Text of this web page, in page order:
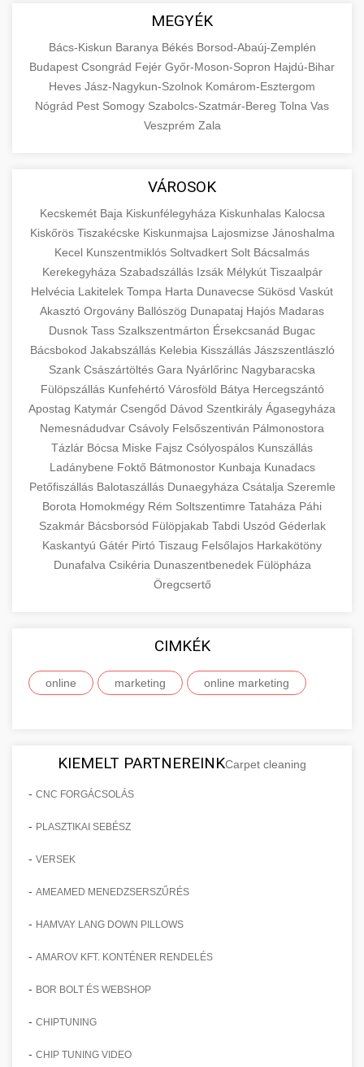
MEGYÉK
Bács-Kiskun Baranya Békés Borsod-Abaúj-Zemplén
Budapest Csongrád Fejér Győr-Moson-Sopron Hajdú-Bihar
Heves Jász-Nagykun-Szolnok Komárom-Esztergom
Nógrád Pest Somogy Szabolcs-Szatmár-Bereg Tolna Vas
Veszprém Zala
VÁROSOK
Kecskemét Baja Kiskunfélegyháza Kiskunhalas Kalocsa
Kiskőrös Tiszakécske Kiskunmajsa Lajosmizse Jánoshalma
Kecel Kunszentmiklós Soltvadkert Solt Bácsalmás
Kerekegyháza Szabadszállás Izsák Mélykút Tiszaalpár
Helvécia Lakitelek Tompa Harta Dunavecse Sükösd Vaskút
Akasztó Orgovány Ballószög Dunapataj Hajós Madaras
Dusnok Tass Szalkszentmárton Érsekcsanád Bugac
Bácsbokod Jakabszállás Kelebia Kisszállás Jászszentlászló
Szank Császártöltés Gara Nyárlőrinc Nagybaracska
Fülöpszállás Kunfehértó Városföld Bátya Hercegszántó
Apostag Katymár Csengőd Dávod Szentkirály Ágasegyháza
Nemesnádudvar Csávoly Felsőszentiván Pálmonostora
Tázlár Bócsa Miske Fajsz Csólyospálos Kunszállás
Ladánybene Foktő Bátmonostor Kunbaja Kunadacs
Petőfiszállás Balotaszállás Dunaegyháza Csátalja Szeremle
Borota Homokmégy Rém Soltszentimre Tataháza Páhi
Szakmár Bácsborsód Fülöpjakab Tabdi Uszód Géderlak
Kaskantyú Gátér Pirtó Tiszaug Felsőlajos Harkakötöny
Dunafalva Csikéria Dunaszentbenedek Fülöpháza
Öregcsertő
CIMKÉK
online marketing online marketing
KIEMELT PARTNEREINKCarpet cleaning
- CNC FORGÁCSOLÁS
- PLASZTIKAI SEBÉSZ
- VERSEK
- AMEAMED MENEDZSERSZŰRÉS
- HAMVAY LANG DOWN PILLOWS
- AMAROV KFT. KONTÉNER RENDELÉS
- BOR BOLT ÉS WEBSHOP
- CHIPTUNING
- CHIP TUNING VIDEO